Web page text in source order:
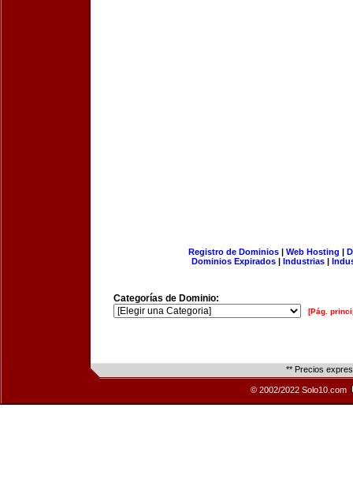
Registro de Dominios| Web Hosting |
Dominios Expirados | Industrias |
Categorías de Dominio:
[Pág.
** Precios
© 2002/2022 Solo10.com